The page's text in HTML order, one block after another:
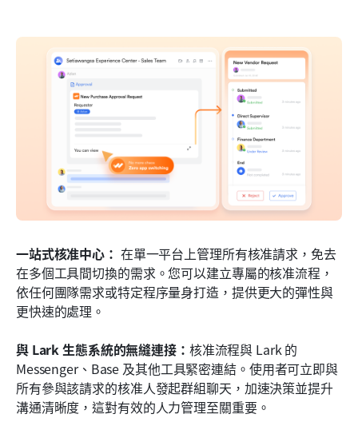
一站式核准中心： 在單一平台上管理所有核准請求，免去
在多個工具間切換的需求。您可以建立專屬的核准流程，
依任何團隊需求或特定程序量身打造，提供更大的彈性與
更快速的處理。
與 Lark 生態系統的無縫連接： 核准流程與 Lark 的
Messenger、Base 及其他工具緊密連結。使用者可立即與
所有參與該請求的核准人發起群組聊天，加速決策並提升
溝通清晰度，這對有效的人力管理至關重要。